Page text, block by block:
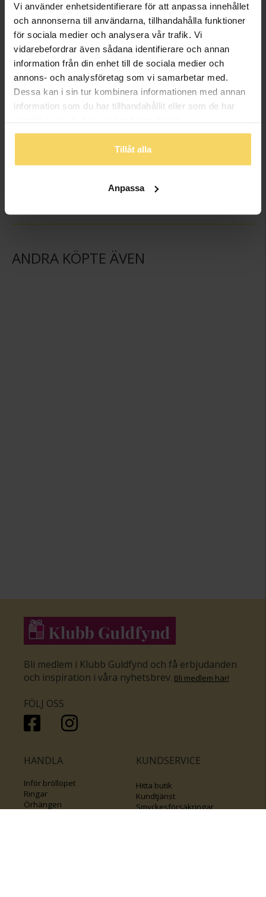
Vi använder enhetsidentifierare för att anpassa innehållet
och annonserna till användarna, tillhandahålla funktioner
för sociala medier och analysera vår trafik. Vi
vidarebefordrar även sådana identifierare och annan
information från din enhet till de sociala medier och
annons- och analysföretag som vi samarbetar med.
Dessa kan i sin tur kombinera informationen med annan
information som du har tillhandahållit eller som de har
Tillåt alla
Anpassa
FINNS OCKSÅ SOM
Kedja i äkta silver 42 cm
GULDFYND
Hängsmycke i äkta silver
GULDFYND
ANDRA KÖPTE ÄVEN
Bli medlem i Klubb Guldfynd och få erbjudanden
och inspiration i våra nyhetsbrev. Bli medlem här!
FÖLJ OSS
HANDLA
Inför bröllopet
Ringar
Örhängen
KUNDSERVICE
Hitta butik
Kundtjänst
Smyckesförsäkringar